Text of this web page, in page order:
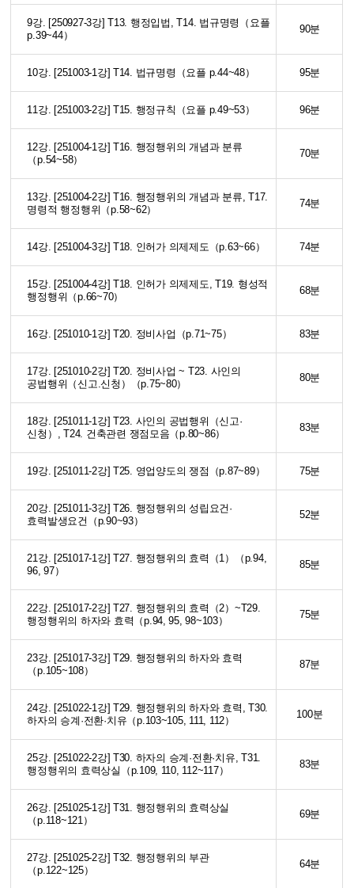
9강. [250927-3강] T13. 행정입법, T14. 법규명령（요플
p.39~44）
90분
10강. [251003-1강] T14. 법규명령（요플 p.44~48） 95분
11강. [251003-2강] T15. 행정규칙（요플 p.49~53） 96분
12강. [251004-1강] T16. 행정행위의 개념과 분류
（p.54~58）
70분
13강. [251004-2강] T16. 행정행위의 개념과 분류, T17.
명령적 행정행위（p.58~62）
74분
14강. [251004-3강] T18. 인허가 의제제도（p.63~66） 74분
15강. [251004-4강] T18. 인허가 의제제도, T19. 형성적
행정행위（p.66~70）
68분
16강. [251010-1강] T20. 정비사업（p.71~75） 83분
17강. [251010-2강] T20. 정비사업 ~ T23. 사인의
공법행위（신고.신청）（p.75~80）
80분
18강. [251011-1강] T23. 사인의 공법행위（신고·
신청）, T24. 건축관련 쟁점모음（p.80~86）
83분
19강. [251011-2강] T25. 영업양도의 쟁점（p.87~89） 75분
20강. [251011-3강] T26. 행정행위의 성립요건·
효력발생요건（p.90~93）
52분
21강. [251017-1강] T27. 행정행위의 효력（1）（p.94,
96, 97）
85분
22강. [251017-2강] T27. 행정행위의 효력（2）~T29.
행정행위의 하자와 효력（p.94, 95, 98~103）
75분
23강. [251017-3강] T29. 행정행위의 하자와 효력
（p.105~108）
87분
24강. [251022-1강] T29. 행정행위의 하자와 효력, T30.
하자의 승계·전환·치유（p.103~105, 111, 112）
100분
25강. [251022-2강] T30. 하자의 승계·전환·치유, T31.
행정행위의 효력상실（p.109, 110, 112~117）
83분
26강. [251025-1강] T31. 행정행위의 효력상실
（p.118~121）
69분
27강. [251025-2강] T32. 행정행위의 부관
（p.122~125）
64분